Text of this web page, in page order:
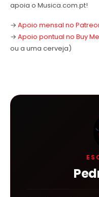
apoia o Musica.com.pt!
→ Apoio mensal no
→ Apoio pontual no Buy
ou a uma cerveja)